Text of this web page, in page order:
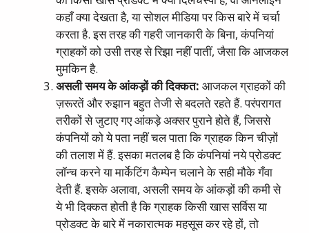
कहाँ क्या देखता है, या सोशल मीडिया पर किस बारे में चर्चा
करता है. इस तरह की गहरी जानकारी के बिना, कंपनियां
ग्राहकों को उसी तरह से रिझा नहीं पातीं, जैसा कि आजकल
मुमकिन है.
असलीसमयकेआंकड़ोंकीदिक्कत: आजकल ग्राहकों की
ज़रूरतें और रुझान बहुत तेजी से बदलते रहते हैं. परंपरागत
तरीकों से जुटाए गए आंकड़े अक्सर पुराने होते हैं, जिससे
कंपनियों को ये पता नहीं चल पाता कि ग्राहक किन चीज़ों
की तलाश में हैं. इसका मतलब है कि कंपनियां नये प्रोडक्ट
लॉन्च करने या मार्केटिंग कैम्पेन चलाने के सही मौके गँवा
देती हैं. इसके अलावा, असली समय के आंकड़ों की कमी से
ये भी दिक्कत होती है कि ग्राहक किसी खास सर्विस या
प्रोडक्ट के बारे में नकारात्मक महसूस कर रहे हों, तो